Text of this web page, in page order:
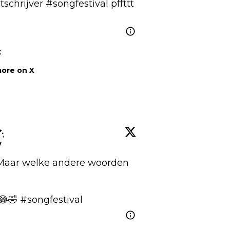
#songfestival pffttt
on X
welke andere woorden
#songfestival